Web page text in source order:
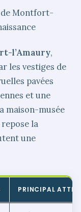
de Montfort-
l’Amaury,
les vestiges de
pavées
et une
maison-musée
la
une
PRINCIPAL